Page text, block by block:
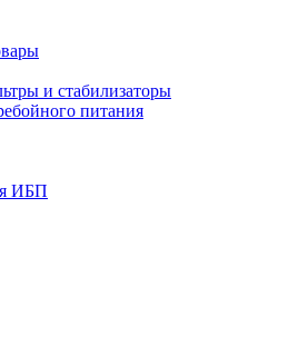
и стабилизаторы
питания
ИБП